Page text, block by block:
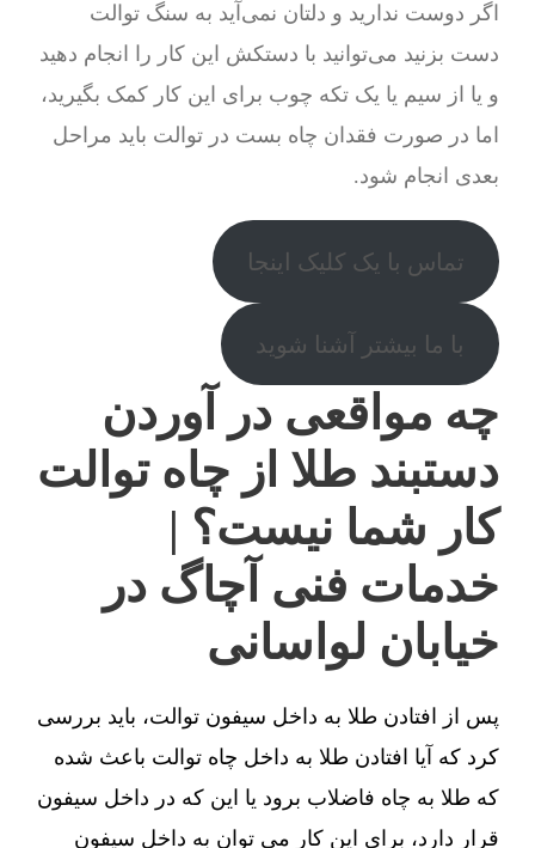
اگر دوست ندارید و دلتان نمی‌آید به سنگ توالت
دست بزنید می‌توانید با دستکش این کار را انجام دهید
و یا از سیم یا یک تکه چوب برای این کار کمک بگیرید،
اما در صورت فقدان چاه بست در توالت باید مراحل
بعدی انجام شود.
تماس با یک کلیک اینجا
با ما بیشتر آشنا شوید
چه مواقعی در آوردن
دستبند طلا از چاه توالت
کار شما نیست؟ |
خدمات فنی آچاگ در
خیابان لواسانی
پس از افتادن طلا به داخل سیفون توالت، باید بررسی
کرد که آیا افتادن طلا به داخل چاه توالت باعث شده
که طلا به چاه فاضلاب برود یا این که در داخل سیفون
قرار دارد، برای این کار می توان به داخل سیفون